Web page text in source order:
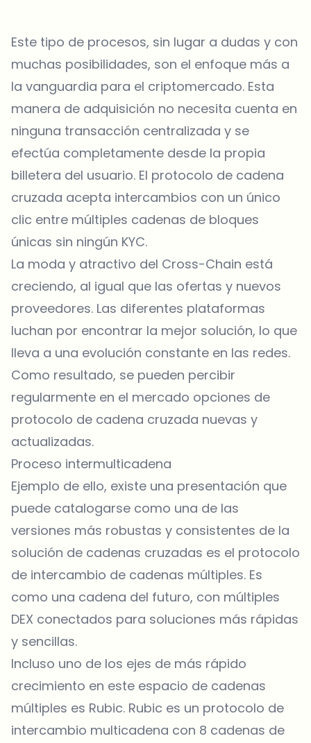
Este tipo de procesos, sin lugar a dudas y con
muchas posibilidades, son el enfoque más a
la vanguardia para el criptomercado. Esta
manera de adquisición no necesita cuenta en
ninguna transacción centralizada y se
efectúa completamente desde la propia
billetera del usuario. El protocolo de cadena
cruzada acepta intercambios con un único
clic entre múltiples cadenas de bloques
únicas sin ningún KYC.
La moda y atractivo del Cross-Chain está
creciendo, al igual que las ofertas y nuevos
proveedores. Las diferentes plataformas
luchan por encontrar la mejor solución, lo que
lleva a una evolución constante en las redes.
Como resultado, se pueden percibir
regularmente en el mercado opciones de
protocolo de cadena cruzada nuevas y
actualizadas.
Proceso intermulticadena
Ejemplo de ello, existe una presentación que
puede catalogarse como una de las
versiones más robustas y consistentes de la
solución de cadenas cruzadas es el protocolo
de intercambio de cadenas múltiples. Es
como una cadena del futuro, con múltiples
DEX conectados para soluciones más rápidas
y sencillas.
Incluso uno de los ejes de más rápido
crecimiento en este espacio de cadenas
múltiples es Rubic. Rubic es un protocolo de
intercambio multicadena con 8 cadenas de